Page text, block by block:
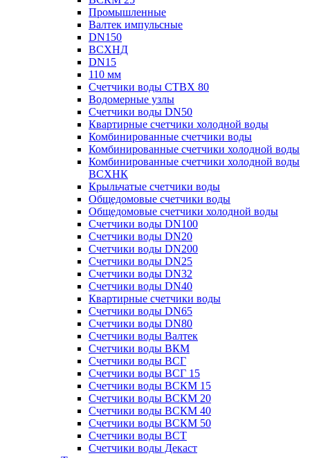
Промышленные
Валтек импульсные
DN150
ВСХНД
DN15
110 мм
Счетчики воды СТВХ 80
Водомерные узлы
Счетчики воды DN50
Квартирные счетчики холодной воды
Комбинированные счетчики воды
Комбинированные счетчики холодной воды
Комбинированные счетчики холодной воды
ВСХНК
Крыльчатые счетчики воды
Общедомовые счетчики воды
Общедомовые счетчики холодной воды
Счетчики воды DN100
Счетчики воды DN20
Счетчики воды DN200
Счетчики воды DN25
Счетчики воды DN32
Счетчики воды DN40
Квартирные счетчики воды
Счетчики воды DN65
Счетчики воды DN80
Счетчики воды Валтек
Счетчики воды ВКМ
Счетчики воды ВСГ
Счетчики воды ВСГ 15
Счетчики воды ВСКМ 15
Счетчики воды ВСКМ 20
Счетчики воды ВСКМ 40
Счетчики воды ВСКМ 50
Счетчики воды ВСТ
Счетчики воды Декаст